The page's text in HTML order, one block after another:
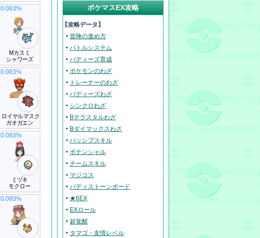
Mカスミ
シャワーズ
0.083%
ロイヤルマスク
ガオガエン
0.083%
ミヅキ
モクロー
0.083%
0.083%
ポケマスEX攻略
【攻略データ】
冒険の進め方
バトルシステム
バディーズ育成
ポケモンのわざ
トレーナーのわざ
バディーズわざ
シンクロわざ
Bテラスタルわざ
Bダイマックスわざ
パッシブスキル
ポテンシャル
チームスキル
マジコス
バディストーンボード
★6EX
EXロール
超覚醒
タマゴ・友情レベル